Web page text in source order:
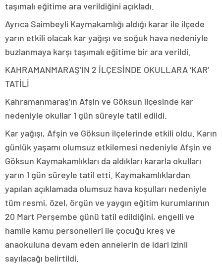
taşımalı eğitime ara verildiğini açıkladı.
Ayrıca Saimbeyli Kaymakamlığı aldığı karar ile ilçede
yarın etkili olacak kar yağışı ve soğuk hava nedeniyle
buzlanmaya karşı taşımalı eğitime bir ara verildi.
KAHRAMANMARAŞ’IN 2 İLÇESİNDE OKULLARA ‘KAR’
TATİLİ
Kahramanmaraş’ın Afşin ve Göksun ilçesinde kar
nedeniyle okullar 1 gün süreyle tatil edildi.
Kar yağışı, Afşin ve Göksun ilçelerinde etkili oldu. Karın
günlük yaşamı olumsuz etkilemesi nedeniyle Afşin ve
Göksun Kaymakamlıkları da aldıkları kararla okulları
yarın 1 gün süreyle tatil etti. Kaymakamlıklardan
yapılan açıklamada olumsuz hava koşulları nedeniyle
tüm resmi, özel, örgün ve yaygın eğitim kurumlarının
20 Mart Perşembe günü tatil edildiğini, engelli ve
hamile kamu personelleri ile çocuğu kreş ve
anaokuluna devam eden annelerin de idari izinli
sayılacağı belirtildi.